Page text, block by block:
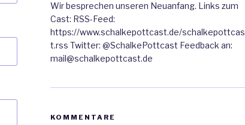
Wir besprechen unseren Neuanfang. Links zum
Cast: RSS-Feed:
https://www.schalkepottcast.de/schalkepottcas
t.rss Twitter: @SchalkePottcast Feedback an:
mail@schalkepottcast.de
KOMMENTARE